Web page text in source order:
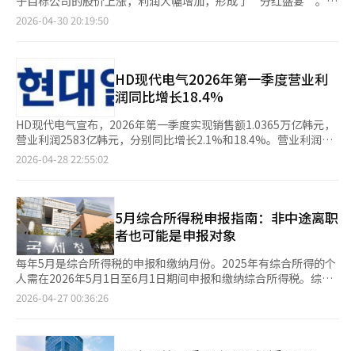
9%、普通股资本（CET1）比率12.3%和总股东回报（TSR）40%
的目标。※ 本报道经人工智能（AI）系统翻译与编辑。
表现及其在半导体价值链中的扩张。此外，公司每年进行股票回购
和注销，并计划今年派发2000亿韩元的现金股息。安在民还指
（AI）系统翻译与编辑。
中，最为激进的行为主义活动由Align Partners主导，去年现金分
Align Partners的最大股东是持有100%股份的Align Holdings，
而Align Holdings的100%股份由李昌焕代表持有。因此，151亿
韩元的分红实际上全部归李昌焕代表所有。与其他行为主义资产管
理公司相比，李昌焕代表的分红尤为显眼。曾以“强性部基金”闻
名的KCGI资产管理去年将60亿韩元的净利润全部用于现金分红，
分红率为100%。KCGI持有60%的股份，HS华成持有40%。其
中，KCGI获得约36亿韩元，HS华成获得约24亿韩元。KCGI的最大
部代表及其关联方获得的分红约为23亿韩元。另一家行为主义基金
管理公司Trusston资产管理去年从179亿韩元的净利润中通过结算
分红发放了约41亿韩元的现金分红。该公司的股东结构为最大股东
黄成泽代表持有50.3%的股份，公司自有股份29.2%，其他小股东
约20.5%。考虑到最大股东的持股比例，黄成泽代表的分红收益约
为20亿韩元。金融投资行业认为，Align Partners作为一家实质上
的个人公司，其治理结构导致了这样的分红差异。此外，Align
Partners通过行为主义活动获得的投资收益也被认为大幅增加，因
提出质疑。一位业内人士表示：“Align Partners是一家非上市公
司，实质上是个人公司，无法对大股东个人获得高额分红提出异
2026-04-30 20:19:50
HD现代电气2026年第一季度营业利
润同比增长18.4%
HD现代电气宣布，2026年第一季度实现销售额1.0365万亿韩元，
营业利润2583亿韩元，分别同比增长2.1%和18.4%。营业利润率
为24.9%。 电力设备部门表现突出，受北美电力变压器业绩提升推
区地缘政治风险导致的低压断路器交付延迟，同比下降24.2%。 市
场方面，北美市场销售额同比增长26.6%，推动整体业绩增长。欧
洲市场因高基数效应，环比下降，但同比增长17.0%。 第一季度订
单额为17.97亿美元，同比增长34.6%，已完成年度订单目标
42.6%。订单余额为78.88亿美元，比去年年底增长17.2%。 HD现
代电气相关人士表示：“在继续以盈利为中心的选择性接单政策
下，AI数据中心扩展和老旧电网更换需求推动订单持续增加。我们
将顺利完成蔚山工厂和北美生产基地的扩建，保持稳健增长。”
为468亿韩元，股息基准日为5月13日，预计支付日为5月27日。※
2026-04-28 22:55:02
5月综合所得税申报指南：非中途离职
者也可能是申报对象
每年5月是综合所得税的申报和缴纳月份。2025年有综合所得的个
人需在2026年5月1日至6月1日期间申报和缴纳综合所得税。综合
所得税包括利息、股息、营业、工资、养老金及其他收入。即使是
年终结算的员工、未进行年终结算的中途离职者、有营业收入的个
2026-04-27 00:36:26